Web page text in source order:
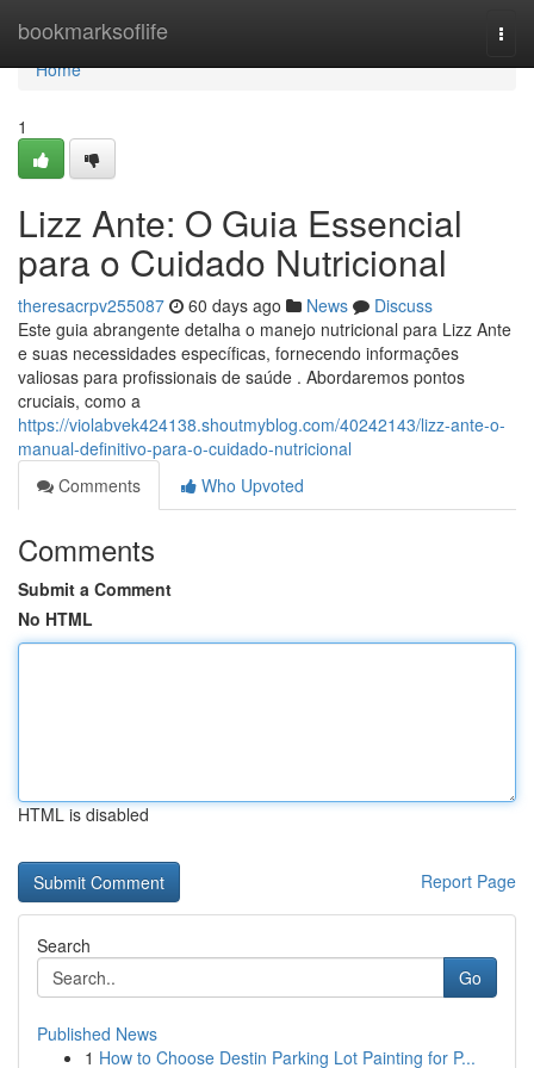
bookmarksoflife
Home
Home
1
Lizz Ante: O Guia Essencial
para o Cuidado Nutricional
theresacrpv255087 60 days ago News
Discuss
Este guia abrangente detalha o manejo nutricional para Lizz Ante
e suas necessidades específicas, fornecendo informações
valiosas para profissionais de saúde . Abordaremos pontos
cruciais, como a
https://violabvek424138.shoutmyblog.com/40242143/lizz-ante-o-
manual-definitivo-para-o-cuidado-nutricional
Comments
Who Upvoted
Comments
Submit a Comment
No HTML
HTML is disabled
Report Page
Search
Go
Published News
1 How to Choose Destin Parking Lot Painting for P...